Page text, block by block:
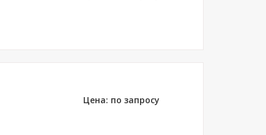
Цена: по запросу